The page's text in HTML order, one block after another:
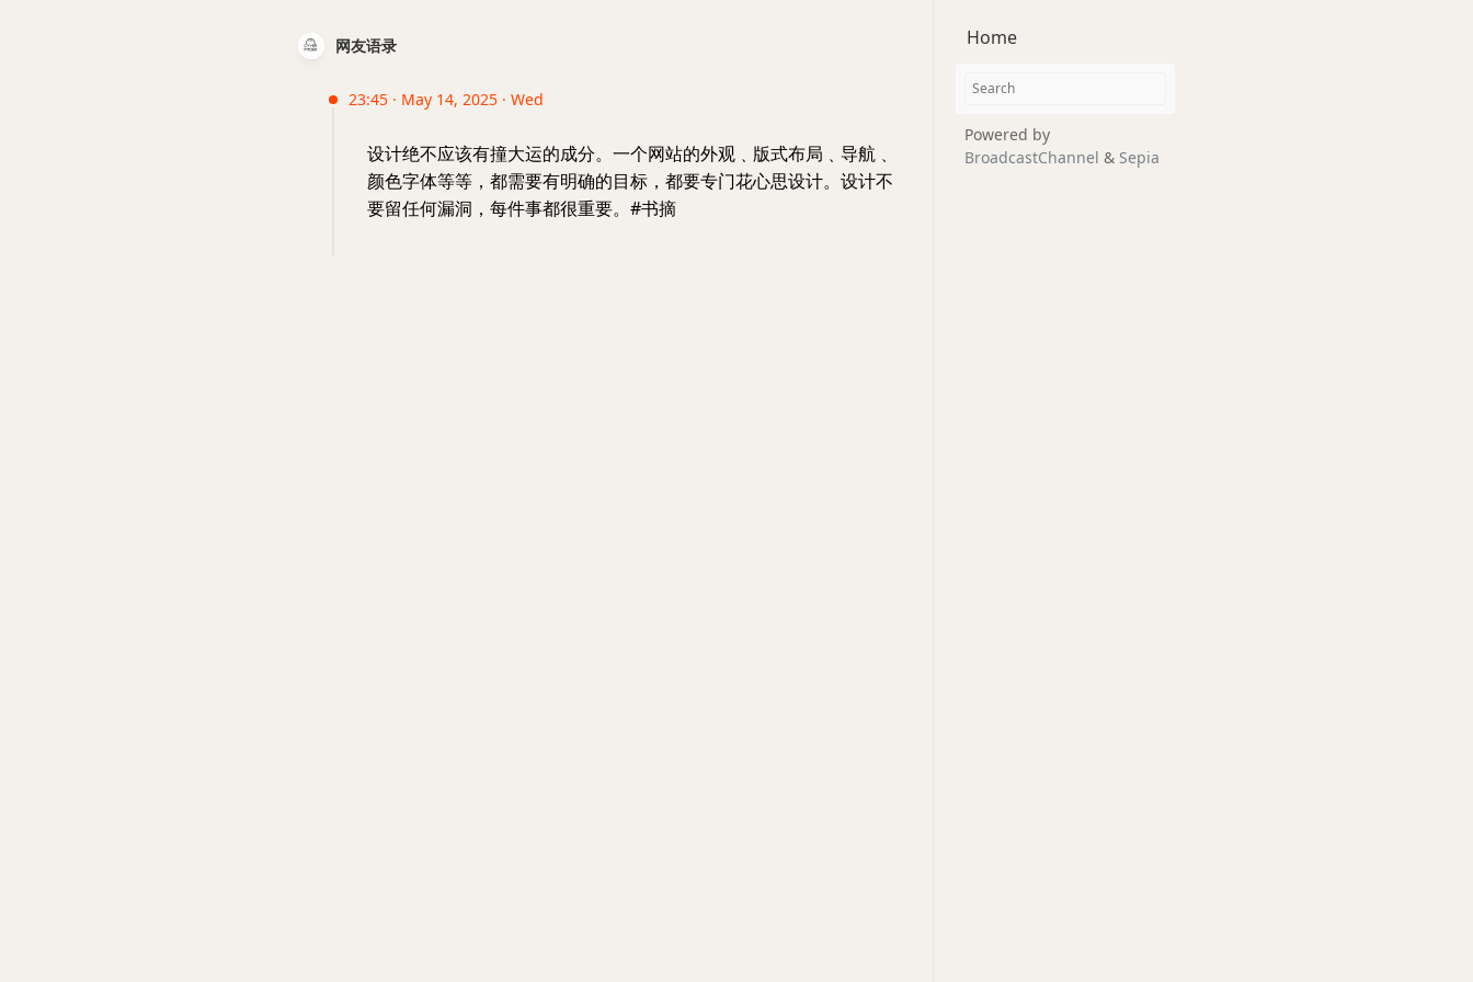
网友语录
23:45 · May 14, 2025 · Wed
设计绝不应该有撞大运的成分。一个网站的外观﹑版式布局﹑导航﹑
颜色字体等等，都需要有明确的目标，都要专门花心思设计。设计不
要留任何漏洞，每件事都很重要。#书摘
Home
Powered by
BroadcastChannel & Sepia